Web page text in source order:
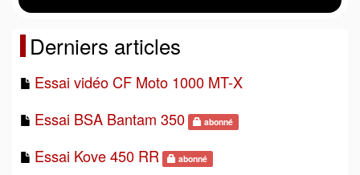
Derniers articles
Essai vidéo CF Moto 1000 MT-X
Essai BSA Bantam 350
abonné
Essai Kove 450 RR abonné